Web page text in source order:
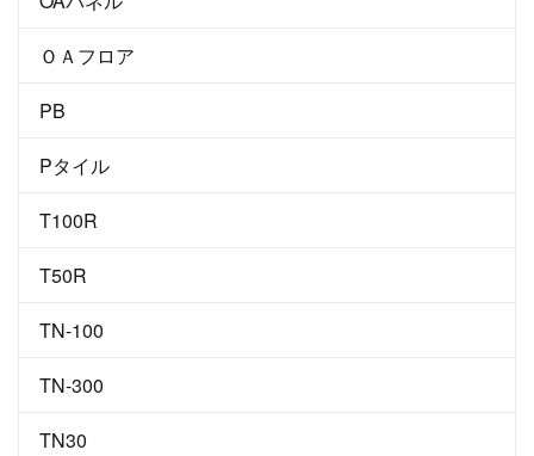
ＯＡフロア
PB
Pタイル
T100R
T50R
TN-100
TN-300
TN30